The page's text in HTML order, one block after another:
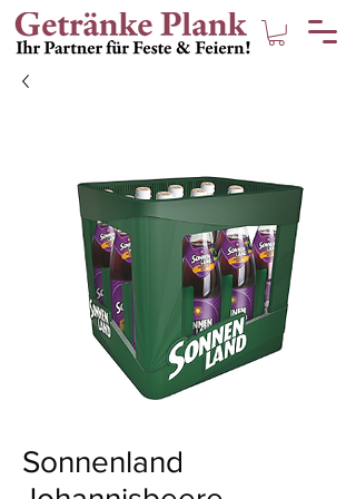
Sonnenland